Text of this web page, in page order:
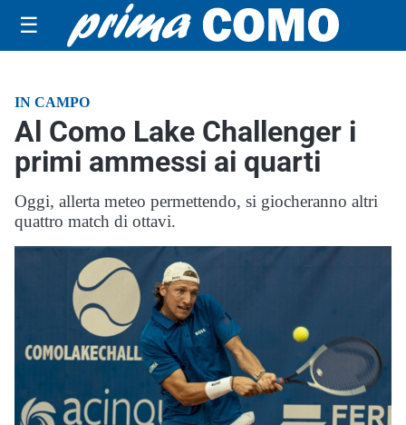
☰
IN CAMPO
Al Como Lake Challenger i
primi ammessi ai quarti
Oggi, allerta meteo permettendo, si giocheranno altri
quattro match di ottavi.